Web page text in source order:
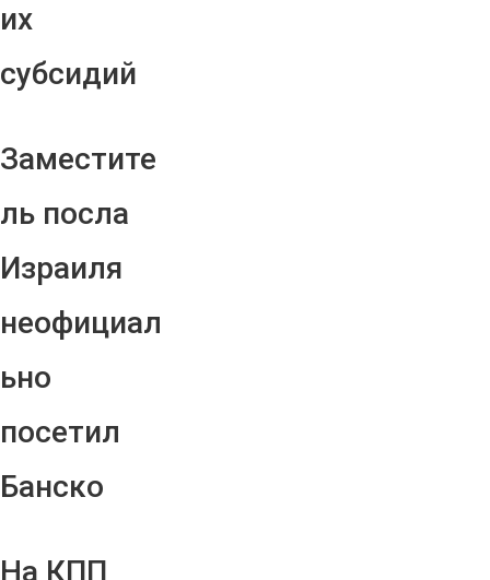
их
субсидий
Заместите
ль посла
Израиля
неофициал
ьно
посетил
Банско
На КПП